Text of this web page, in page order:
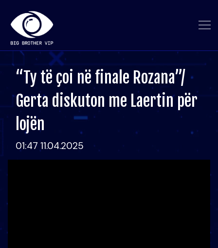
“Ty të çoi në finale Rozana”/
Gerta diskuton me Laertin për
lojën
01:47 11.04.2025